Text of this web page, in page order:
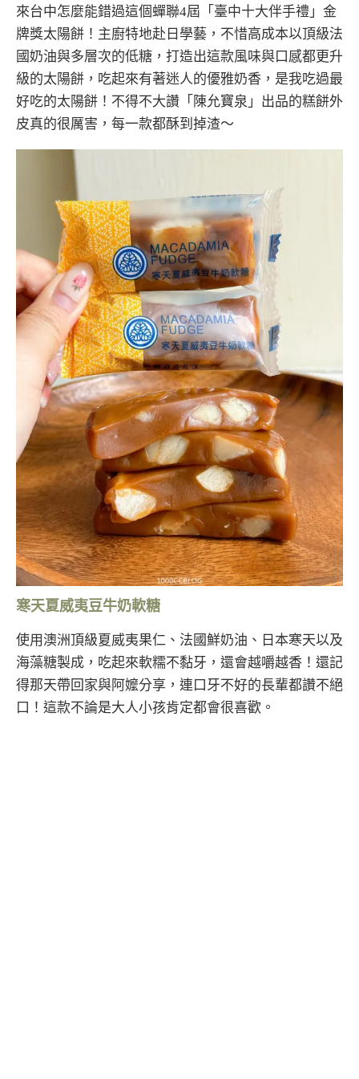
來台中怎麼能錯過這個蟬聯4屆「臺中十大伴手禮」金
牌獎太陽餅！主廚特地赴日學藝，不惜高成本以頂級法
國奶油與多層次的低糖，打造出這款風味與口感都更升
級的太陽餅，吃起來有著迷人的優雅奶香，是我吃過最
好吃的太陽餅！不得不大讚「陳允寶泉」出品的糕餅外
皮真的很厲害，每一款都酥到掉渣～
寒天夏威夷豆牛奶軟糖
使用澳洲頂級夏威夷果仁、法國鮮奶油、日本寒天以及
海藻糖製成，吃起來軟糯不黏牙，還會越嚼越香！還記
得那天帶回家與阿嬤分享，連口牙不好的長輩都讚不絕
口！這款不論是大人小孩肯定都會很喜歡。